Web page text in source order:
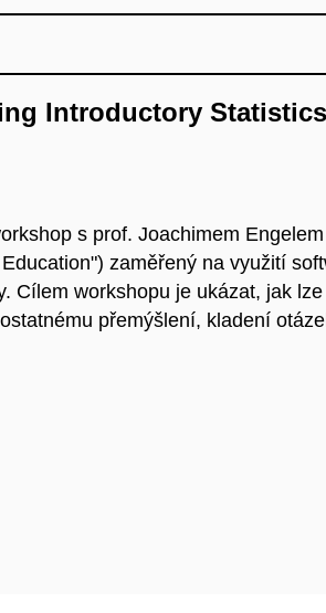
Introductory
s prof. Joachimem
zaměřený na využití
Cílem workshopu je ukázat, jak
přemýšlení, kladení